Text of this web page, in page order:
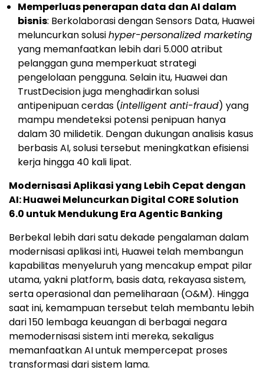
Memperluas penerapan data dan AI dalam
bisnis: Berkolaborasi dengan Sensors Data, Huawei
meluncurkan solusihyper-personalized marketing
yang memanfaatkan lebih dari 5.000 atribut
pelanggan guna memperkuat strategi
pengelolaan pengguna. Selain itu, Huawei dan
TrustDecision juga menghadirkan solusi
antipenipuan cerdas (intelligent anti-fraud) yang
mampu mendeteksi potensi penipuan hanya
dalam 30 milidetik. Dengan dukungan analisis kasus
berbasis AI, solusi tersebut meningkatkan efisiensi
kerja hingga 40 kali lipat.
Modernisasi Aplikasi yang Lebih Cepat dengan
AI: Huawei Meluncurkan Digital CORE Solution
6.0 untuk Mendukung Era Agentic Banking
Berbekal lebih dari satu dekade pengalaman dalam
modernisasi aplikasi inti, Huawei telah membangun
kapabilitas menyeluruh yang mencakup empat pilar
utama, yakni platform, basis data, rekayasa sistem,
serta operasional dan pemeliharaan (O&M). Hingga
saat ini, kemampuan tersebut telah membantu lebih
dari 150 lembaga keuangan di berbagai negara
memodernisasi sistem inti mereka, sekaligus
memanfaatkan AI untuk mempercepat proses
transformasi dari sistem lama.